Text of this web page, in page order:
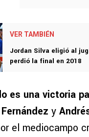
VER TAMBIÉN
Jordan Silva eligió al
perdió la final en 2018
es una victoria
y
el mediocampo